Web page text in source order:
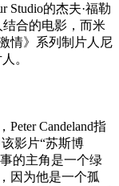
Studio的杰夫·福勒
合的电影，而米
情》系列制片人尼
。
Candeland指
影片“苏斯博
的主角是一个绿
因为他是一个孤